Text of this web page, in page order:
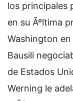
los principales
en su Ãºltima
Washington
Bausili
de Estados
Werning le